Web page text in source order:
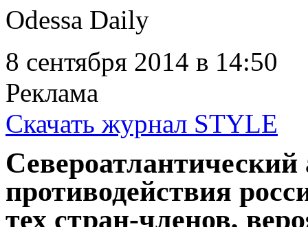
Odessa Daily
8 сентября 2014 в 14:50
Реклама
Скачать журнал STYLE
противодействия
тех стран-членов,